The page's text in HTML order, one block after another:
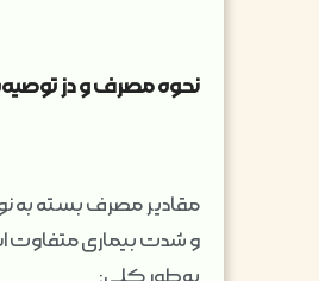
نحوه مصرف و دز
مقادیر مصرف بسته به
و شدت بیماری متفاوت